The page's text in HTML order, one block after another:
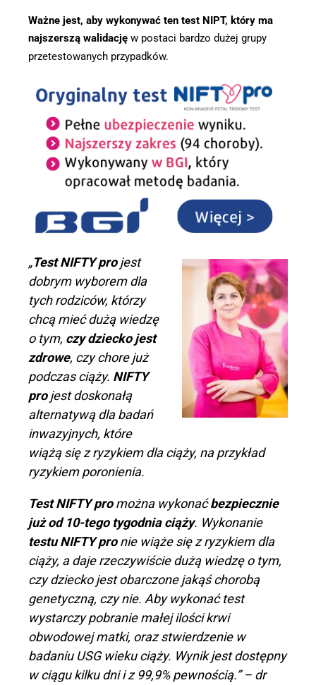
Ważne jest, aby wykonywać ten test NIPT, który ma
najszerszą walidację w postaci bardzo dużej grupy
przetestowanych przypadków.
„Test NIFTY projest
dobrym wyborem dla
tych rodziców, którzy
chcą mieć dużą wiedzę
o tym, czy dziecko jest
zdrowe, czy chore już
podczas ciąży. NIFTY
projest doskonałą
alternatywą dla badań
inwazyjnych, które
wiążą się z ryzykiem dla ciąży, na przykład
ryzykiem poronienia.
Test NIFTY promożna wykonaćbezpiecznie
już od 10-tego tygodnia ciąży. Wykonanie
testu NIFTY pronie wiąże się z ryzykiem dla
ciąży, a daje rzeczywiście dużą wiedzę o tym,
czy dziecko jest obarczone jakąś chorobą
genetyczną, czy nie. Aby wykonać test
wystarczy pobranie małej ilości krwi
obwodowej matki, oraz stwierdzenie w
badaniu USG wieku ciąży. Wynik jest dostępny
w ciągu kilku dni i z 99,9% pewnością.” – dr